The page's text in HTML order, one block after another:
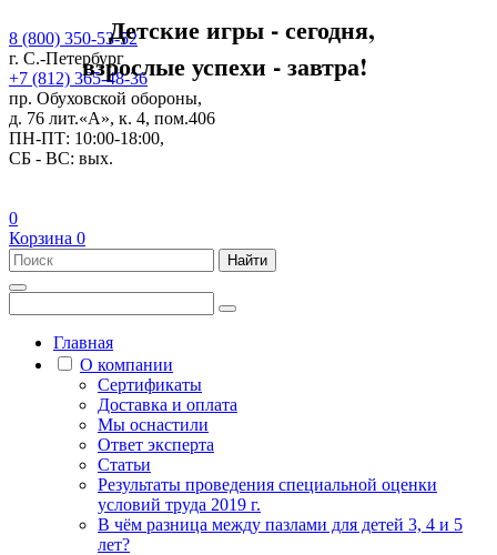
8 (800) 350-53-52
г. С.-Петербург
+7 (812) 365-48-36
пр. Обуховской обороны,
д. 76 лит.«А», к. 4, пом.406
ПН-ПТ: 10:00-18:00,
СБ - ВС: вых.
Детские игры - сегодня,
взрослые успехи - завтра!
0
Корзина 0
Найти
Главная
О компании
Сертификаты
Доставка и оплата
Мы оснастили
Ответ эксперта
Статьи
Результаты проведения специальной оценки
условий труда 2019 г.
В чём разница между пазлами для детей 3, 4 и 5
лет?